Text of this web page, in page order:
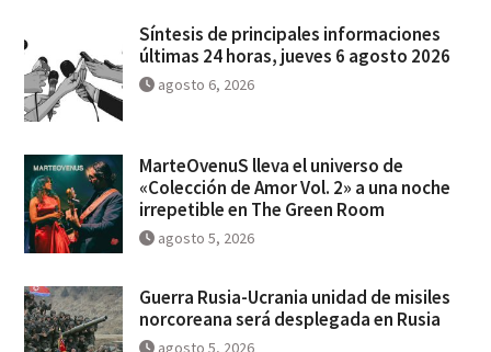
Síntesis de principales informaciones
últimas 24 horas, jueves 6 agosto 2026
agosto 6, 2026
MarteOvenuS lleva el universo de
«Colección de Amor Vol. 2» a una noche
irrepetible en The Green Room
agosto 5, 2026
Guerra Rusia-Ucrania unidad de misiles
norcoreana será desplegada en Rusia